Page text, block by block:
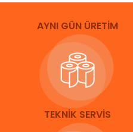
AYNI GÜN ÜRETİM
TEKNİK SERVİS